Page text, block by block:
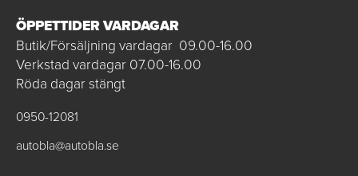
ÖPPETTIDER VARDAGAR
Butik/Försäljning vardagar 09.00-16.00
Verkstad vardagar 07.00-16.00
Röda dagar stängt
0950-12081
autobla@autobla.se